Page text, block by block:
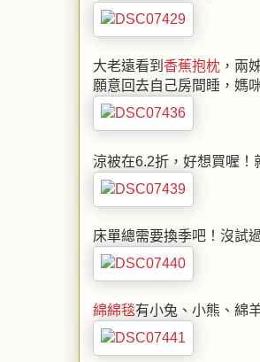
大老遠看到 香蕉抱枕 ，兩
願意回去自己房間睡，媽
涼被在6.2折，好想買喔
床單總需要換季吧！沒試
綿綿毯有小兔、小熊、綿